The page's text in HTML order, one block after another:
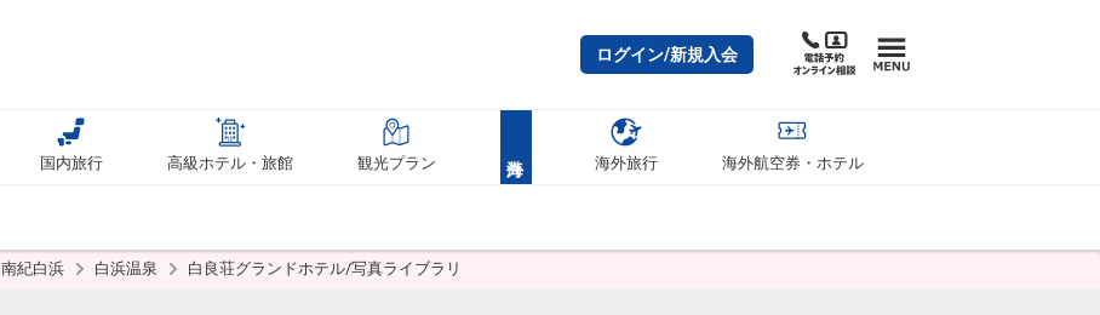
ログイン/新規入会
国内旅行 高級ホテル・旅館 観光プラン 海外旅行 海外航空券・ホテル
南紀白浜 白浜温泉 白良荘グランドホテル/写真ライブラリ